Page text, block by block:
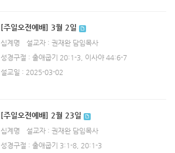
[주일오전예배] 3월 2일
십계명
설교자 : 권재완 담임목사
성경구절 : 출애굽기 20:1-3, 이사야 44:6-7
설교일 : 2025-03-02
[주일오전예배] 2월 23일
십계명
설교자 : 권재완 담임목사
성경구절 : 출애굽기 3:1-8, 20:1-3